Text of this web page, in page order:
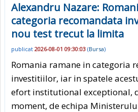
Alexandru Nazare:
categoria recomandata
nou test trecut la limita
publicat 2026-08-01 09:30:03 (Bursa)
Romania ramane in categoria
investitiilor, iar in spatele
efort institutional exceptional,
moment, de echipa